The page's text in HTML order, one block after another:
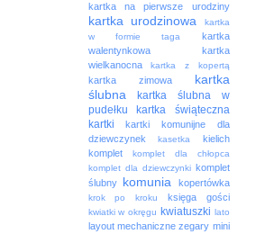
kartka na pierwsze urodziny
kartka urodzinowa
kartka
w formie taga
kartka
walentynkowa
kartka
wielkanocna
kartka z kopertą
kartka zimowa
kartka
ślubna
kartka ślubna w
pudełku
kartka świąteczna
kartki
kartki komunijne dla
dziewczynek
kasetka
kielich
komplet
komplet dla chłopca
komplet dla dziewczynki komplet
ślubny
komunia kopertówka
krok po kroku księga gości
kwiatki w okręgu kwiatuszki lato
layout mechaniczne zegary mini